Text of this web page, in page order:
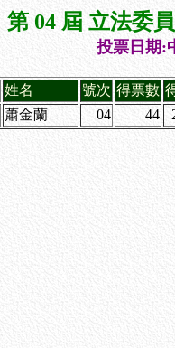
第 04 屆 立法委
投票日期:
姓名 號次 得票數
蕭金蘭 04 44